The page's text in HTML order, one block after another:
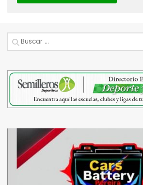
Buscar: